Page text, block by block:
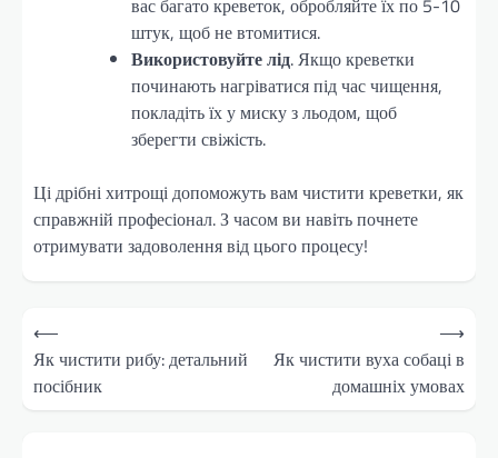
штук, щоб не втомитися.
Використовуйте лід. Якщо креветки
починають нагріватися під час чищення,
покладіть їх у миску з льодом, щоб
зберегти свіжість.
Ці дрібні хитрощі допоможуть вам чистити креветки, як
справжній професіонал. З часом ви навіть почнете
отримувати задоволення від цього процесу!
Навігація
записів
⟵
Як чистити рибу: детальний
посібник
Як чистити вуха собаці в
домашніх умовах
⟶